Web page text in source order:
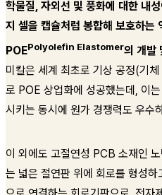
학물질, 자외선 및 풍화에 대한 내
지 셀을 캡슐처럼 봉합해 보호하는
POEPolyolefin Elastomer의 개발
미칼은 세계 최초로 기상 공정(기
로 POE 상업화에 성공했는데, 이
시키는 동시에 원가 경쟁력도 우수
이 외에도 고절연성 PCB 소재인
는 넓은 절연판 위에 회로를 형성